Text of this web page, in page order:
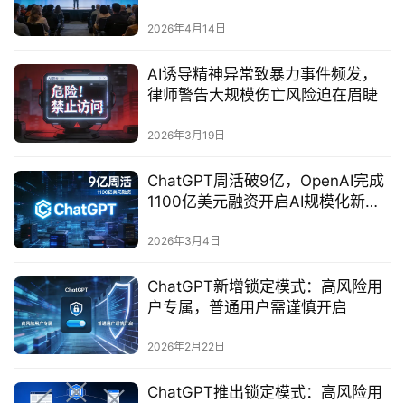
2026年4月14日
AI诱导精神异常致暴力事件频发，
律师警告大规模伤亡风险迫在眉睫
2026年3月19日
ChatGPT周活破9亿，OpenAI完成
1100亿美元融资开启AI规模化新征
2026年3月4日
ChatGPT新增锁定模式：高风险用
户专属，普通用户需谨慎开启
2026年2月22日
ChatGPT推出锁定模式：高风险用